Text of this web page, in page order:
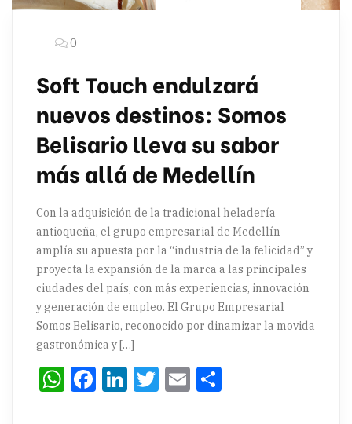
0
Soft Touch endulzará
nuevos destinos: Somos
Belisario lleva su sabor
más allá de Medellín
Con la adquisición de la tradicional heladería
antioqueña, el grupo empresarial de Medellín
amplía su apuesta por la “industria de la felicidad” y
proyecta la expansión de la marca a las principales
ciudades del país, con más experiencias, innovación
y generación de empleo. El Grupo Empresarial
Somos Belisario, reconocido por dinamizar la movida
gastronómica y […]
WhatsApp
Facebook
LinkedIn
Twitter
Email